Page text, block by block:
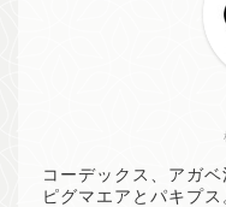
コーデックス、アガ
ピグマエアとパキプ